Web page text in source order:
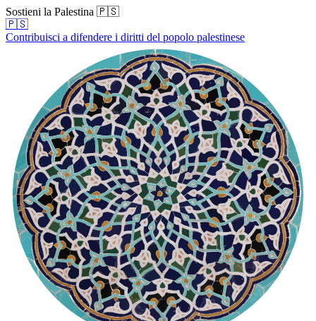
Sostieni la Palestina 🇵🇸
🇵🇸
Contribuisci a difendere i diritti del popolo palestinese